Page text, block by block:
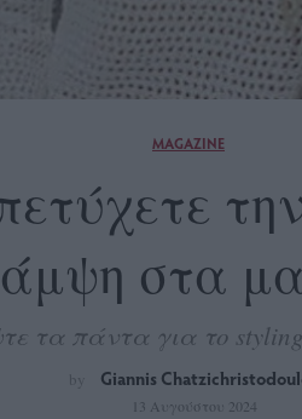
MAGAZINE
στα
τα πάντα για το
by Giannis
13 Αυγούστου 2024